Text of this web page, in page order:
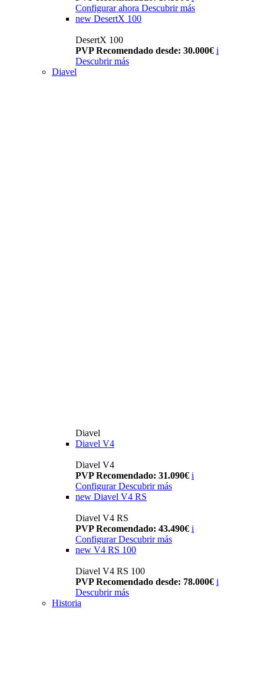
Configurar ahora Descubrir más
new DesertX 100
DesertX 100
PVP Recomendado desde: 30.000€ i
Descubrir más
Diavel
Diavel
Diavel V4
Diavel V4
PVP Recomendado: 31.090€ i
Configurar Descubrir más
new Diavel V4 RS
Diavel V4 RS
PVP Recomendado: 43.490€ i
Configurar Descubrir más
new V4 RS 100
Diavel V4 RS 100
PVP Recomendado desde: 78.000€ i
Descubrir más
Historia